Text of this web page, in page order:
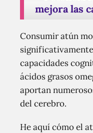
mejora las
Consumir atún
capacidades
ácidos grasos
aportan
del cerebro.
He aquí cómo el